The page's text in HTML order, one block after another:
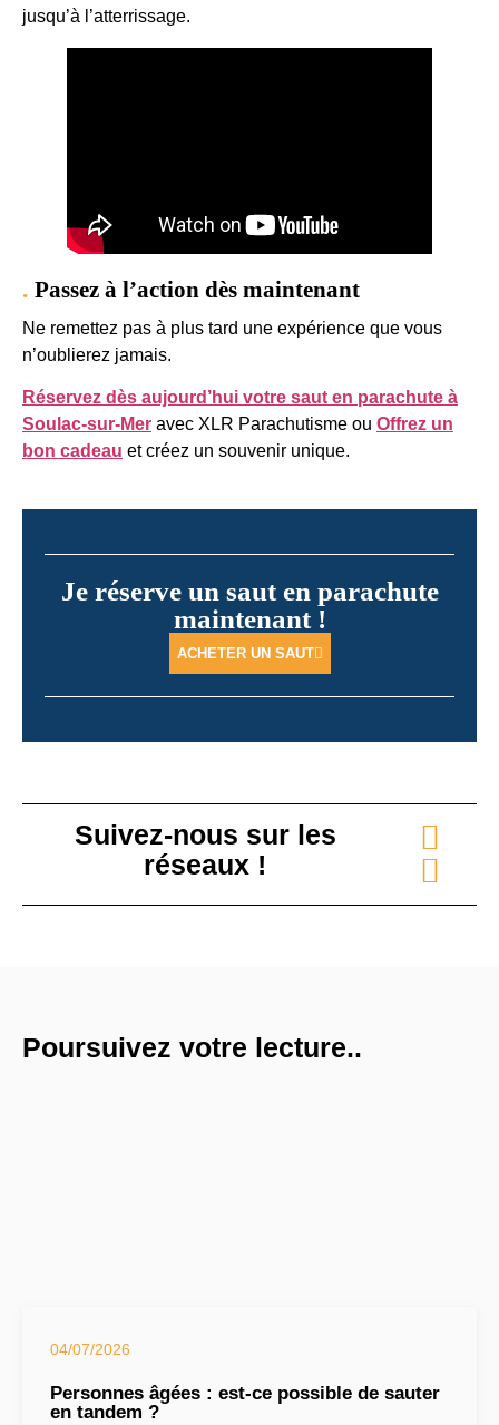
jusqu’à l’atterrissage.
Passez à l’action dès maintenant
Ne remettez pas à plus tard une expérience que vous
n’oublierez jamais.
Réservez dès aujourd’hui votre saut en parachute à
Soulac-sur-Mer avec XLR Parachutisme ou Offrez un
bon cadeau et créez un souvenir unique.
Je réserve un saut en parachute
maintenant !
ACHETER UN SAUT
Suivez-nous sur les
réseaux !
Poursuivez votre lecture..
04/07/2026
Personnes âgées : est-ce possible de sauter
en tandem ?